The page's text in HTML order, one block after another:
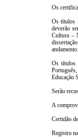
Os
Os títulos
deverão
Cultura –
andamento.
Os títulos
Educação
Serão
A
Certidão
Registro